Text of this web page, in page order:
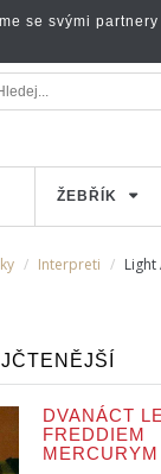
ŽEBŘÍK
Interpreti Light
DVANÁCT
FREDDIEM
MERCURYM
se svými